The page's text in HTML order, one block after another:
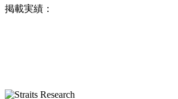
掲載実績：